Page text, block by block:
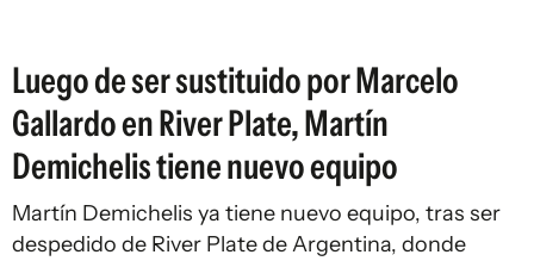
Luego de ser sustituido por Marcelo
Gallardo en River Plate, Martín
Demichelis tiene nuevo equipo
Martín Demichelis ya tiene nuevo equipo, tras ser
despedido de River Plate de Argentina, donde